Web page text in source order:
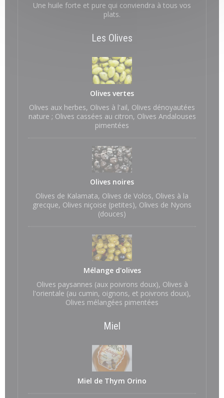
Une huile forte et pure qui conviendra à tous vos
plats.
Les Olives
Olives vertes
Olives aux herbes, Olives à l'ail, Olives dénoyautées
nature ; Olives cassées au citron, Olives Andalouses
pimentées
Olives noires
Olives de Kalamata, Olives de Volos, Olives à la
grecque, Olives niçoise (petites), Olives de Nyons
(douces)
Mélange d'olives
Olives paysannes (aux poivrons doux), Olives à
l'orientale (au cumin, oignons, et poivrons doux),
Olives mélangées pimentées
Miel
Miel de Thym Orino